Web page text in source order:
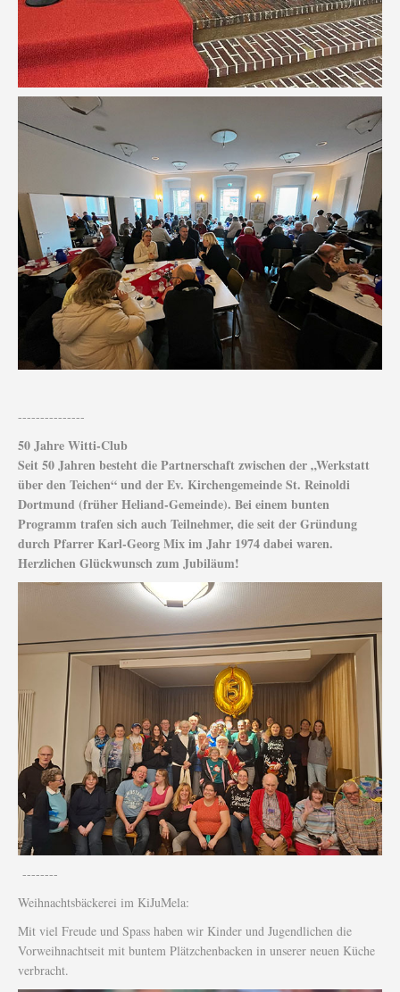
---------------
50 Jahre Witti-Club
Seit 50 Jahren besteht die Partnerschaft zwischen der „Werkstatt
über den Teichen“ und der Ev. Kirchengemeinde St. Reinoldi
Dortmund (früher Heliand-Gemeinde). Bei einem bunten
Programm trafen sich auch Teilnehmer, die seit der Gründung
durch Pfarrer Karl-Georg Mix im Jahr 1974 dabei waren.
Herzlichen Glückwunsch zum Jubiläum!
--------
Weihnachtsbäckerei im KiJuMela:
Mit viel Freude und Spass haben wir Kinder und Jugendlichen die
Vorweihnachtseit mit buntem Plätzchenbacken in unserer neuen Küche
verbracht.